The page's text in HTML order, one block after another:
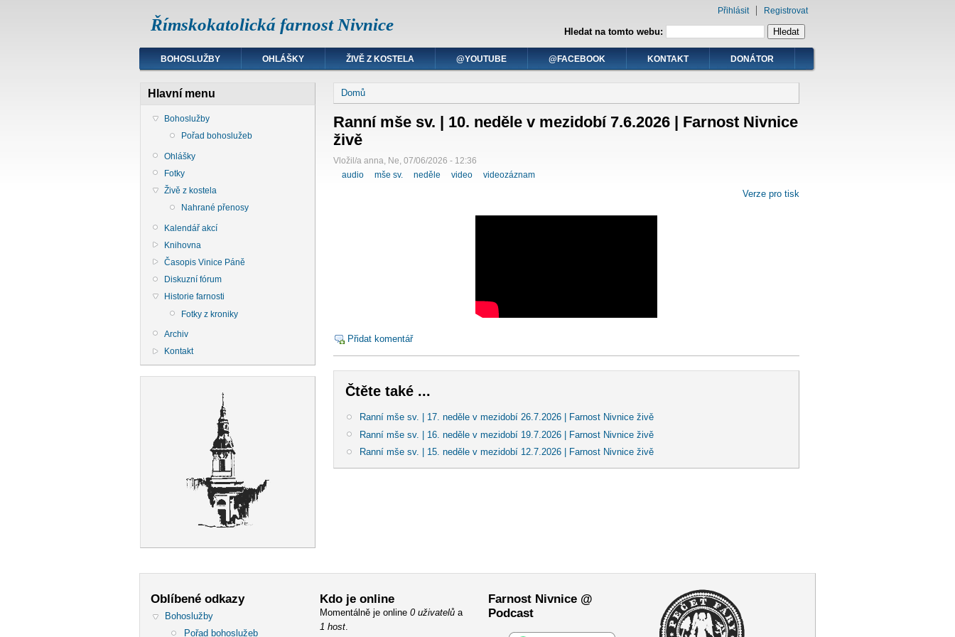
Římskokatolická farnost Nivnice Hledat na tomto webu:
Přihlásit Registrovat
BOHOSLUŽBY OHLÁŠKY ŽIVĚ Z KOSTELA @YOUTUBE @FACEBOOK KONTAKT DONÁTOR
Hlavní menu
Bohoslužby
Pořad bohoslužeb
Ohlášky
Fotky
Živě z kostela
Nahrané přenosy
Kalendář akcí
Knihovna
Časopis Vinice Páně
Diskuzní fórum
Historie farnosti
Fotky z kroniky
Archiv
Kontakt
Domů
Ranní mše sv. | 10. neděle v mezidobí 7.6.2026 | Farnost Nivnice
živě
Vložil/a anna, Ne, 07/06/2026 - 12:36
audio
mše sv. neděle video videozáznam
Verze pro tisk
Přidat komentář
Čtěte také ...
Ranní mše sv. | 17. neděle v mezidobí 26.7.2026 | Farnost Nivnice živě
Ranní mše sv. | 16. neděle v mezidobí 19.7.2026 | Farnost Nivnice živě
Ranní mše sv. | 15. neděle v mezidobí 12.7.2026 | Farnost Nivnice živě
Oblíbené odkazy
Bohoslužby
Pořad bohoslužeb
Kdo je online
Momentálně je online 0 uživatelůa
1 host.
Farnost Nivnice @
Podcast